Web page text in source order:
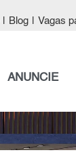
Blog Vagas
ANUNCIE